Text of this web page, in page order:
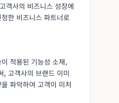
객사의 비즈니스 성장에
한 비즈니스 파트너로
적용된 기능성 소재,
, 고객사의 브랜드 이미
파악하여 고객이 미처